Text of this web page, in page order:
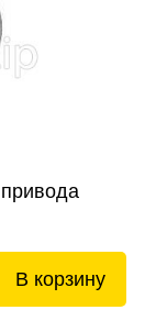
В корзину